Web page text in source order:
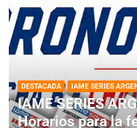
DESTACADA IAME SERIES
IAME SERIES
Horarios para la